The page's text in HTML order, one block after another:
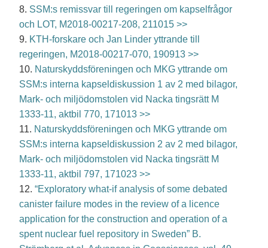
8. SSM:s remissvar till regeringen om kapselfrågor
och LOT, M2018-00217-208, 211015 >>
9. KTH-forskare och Jan Linder yttrande till
regeringen, M2018-00217-070, 190913 >>
10. Naturskyddsföreningen och MKG yttrande om
SSM:s interna kapseldiskussion 1 av 2 med bilagor,
Mark- och miljödomstolen vid Nacka tingsrätt M
1333-11, aktbil 770, 171013 >>
11. Naturskyddsföreningen och MKG yttrande om
SSM:s interna kapseldiskussion 2 av 2 med bilagor,
Mark- och miljödomstolen vid Nacka tingsrätt M
1333-11, aktbil 797, 171023 >>
12. “Exploratory what-if analysis of some debated
canister failure modes in the review of a licence
application for the construction and operation of a
spent nuclear fuel repository in Sweden” B.